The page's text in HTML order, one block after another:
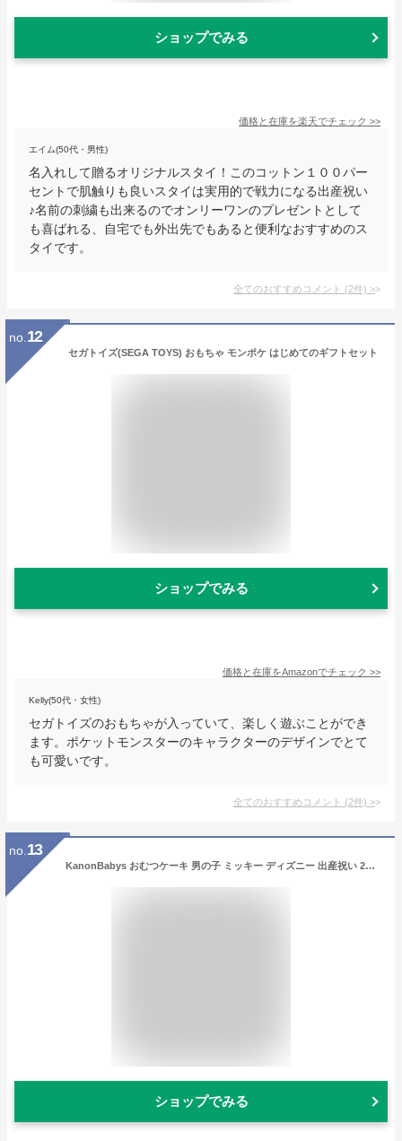
ショップでみる
価格と在庫を楽天でチェック >>
エイム(50代・男性)
名入れして贈るオリジナルスタイ！このコットン１００パー
セントで肌触りも良いスタイは実用的で戦力になる出産祝い
♪名前の刺繍も出来るのでオンリーワンのプレゼントとして
も喜ばれる、自宅でも外出先でもあると便利なおすすめのス
タイです。
全てのおすすめコメント (2件) >
no. 12
セガトイズ(SEGA TOYS) おもちゃ モンポケ はじめてのギフトセット
ショップでみる
価格と在庫をAmazonでチェック >>
Kelly(50代・女性)
セガトイズのおもちゃが入っていて、楽しく遊ぶことができ
ます。ポケットモンスターのキャラクターのデザインでとて
も可愛いです。
全てのおすすめコメント (2件) >
no. 13
KanonBabys おむつケーキ 男の子 ミッキー ディズニー 出産祝い 2段 Sサイズ 3001
ショップでみる